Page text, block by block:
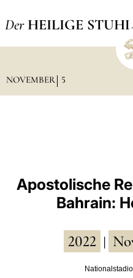
Der HEILIGE STUHL
NOVEMBER 5
Apostolische
Bahrain:
2022